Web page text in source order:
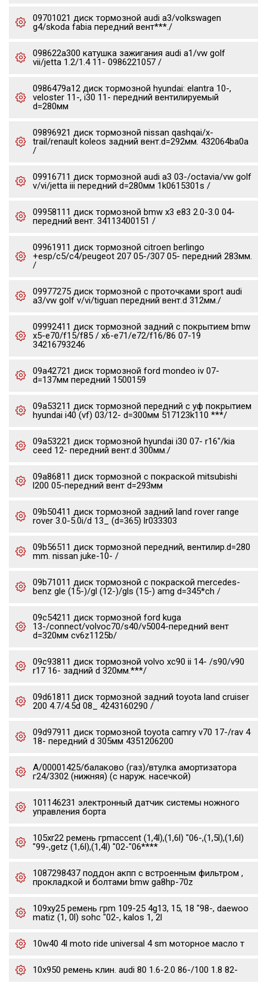
09701021 диск тормозной audi a3/volkswagen
g4/skoda fabia передний вент***./
098622a300 катушка зажигания audi a1/vw golf
vii/jetta 1.2/1.4 11- 0986221057 /
0986479a12 диск тормозной hyundai: elantra 10-,
veloster 11-, i30 11- передний вентилируемый
d=280мм
09896921 диск тормозной nissan qashqai/x-
trail/renault koleos задний вент.d=292мм. 432064ba0a
/
09916711 диск тормозной audi a3 03-/octavia/vw golf
v/vi/jetta iii передний d=280мм 1k0615301s /
09958111 диск тормозной bmw x3 e83 2.0-3.0 04-
передний вент. 34113400151 /
09961911 диск тормозной citroen berlingo
+esp/c5/c4/peugeot 207 05-/307 05- передний 283мм.
/
09977275 диск тормозной c проточками sport audi
a3/vw golf v/vi/tiguan передний вент.d 312мм./
09992411 диск тормозной задний с покрытием bmw
x5-e70/f15/f85 / x6-e71/e72/f16/86 07-19
34216793246
09a42721 диск тормозной ford mondeo iv 07-
d=137мм передний 1500159
09a53211 диск тормозной передний с уф покрытием
hyundai i40 (vf) 03/12- d=300мм 517123k110 ***/
09a53221 диск тормозной hyundai i30 07- r16"/kia
ceed 12- передний вент.d 300мм./
09a86811 диск тормозной с покраской mitsubishi
l200 05-передний вент d=293мм
09b50411 диск тормозной задний land rover range
rover 3.0-5.0i/d 13_ (d=365) lr033303
09b56511 диск тормозной передний, вентилир.d=280
mm. nissan juke-10- /
09b71011 диск тормозной с покраской mercedes-
benz gle (15-)/gl (12-)/gls (15-) amg d=345*ch /
09c54211 диск тормозной ford kuga
13-/connect/volvoc70/s40/v5004-передний вент
d=320мм cv6z1125b/
09c93811 диск тормозной volvo xc90 ii 14- /s90/v90
r17 16- задний d 320мм.***/
09d61811 диск тормозной задний toyota land cruiser
200 4.7/4.5d 08_ 4243160290 /
09d97911 диск тормозной toyota camry v70 17-/rav 4
18- передний d 305мм 4351206200
А/00001425/балаково (газ)/втулка амортизатора
г24/3302 (нижняя) (с наруж. насечкой)
101146231 электронный датчик системы ножного
управления борта
105xr22 ремень грmaccent (1,4l),(1,6l) "06-,(1,5l),(1,6l)
"99-,getz (1,6l),(1,4l) "02-"06****
1087298437 поддон акпп с встроенным фильтром ,
прокладкой и болтами bmw ga8hp-70z
109xy25 ремень грm 109-25 4g13, 15, 18 "98-, daewoo
matiz (1, 0l) sohc "02-, kalos 1, 2l
10w40 4l moto ride universal 4 sm моторное масло т
10x950 ремень клин. audi 80 1.6-2.0 86-/100 1.8 82-